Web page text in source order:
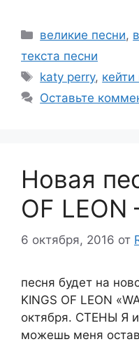
Рубрики
великие песни,
текста песни
Метки
katy perry, кейти
Оставьте
Новая
OF
6 октября, 2016 от
песня будет на
KINGS OF LEON
октября. СТЕНЫ Я
можешь меня